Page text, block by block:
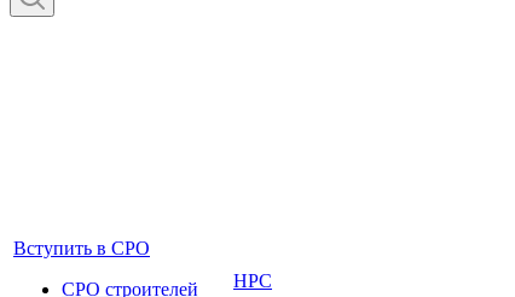
Вступить в СРО
СРО строителей
НРС